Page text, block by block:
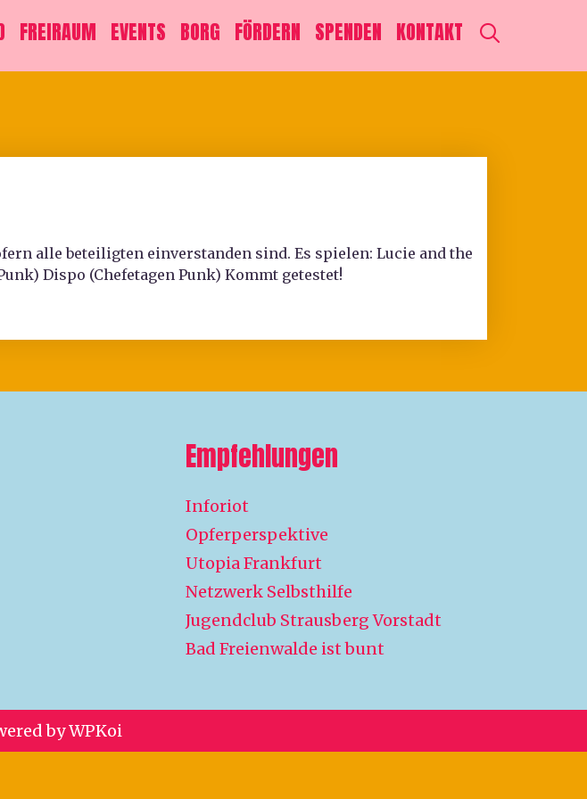
FREIRAUM EVENTS BORG FÖRDERN SPENDEN KONTAKT
alle beteiligten einverstanden sind. Es spielen: Lucie and the
Dispo (Chefetagen Punk) Kommt getestet!
Empfehlungen
Inforiot
Opferperspektive
Utopia Frankfurt
Netzwerk Selbsthilfe
Jugendclub Strausberg Vorstadt
Bad Freienwalde ist bunt
byWPKoi